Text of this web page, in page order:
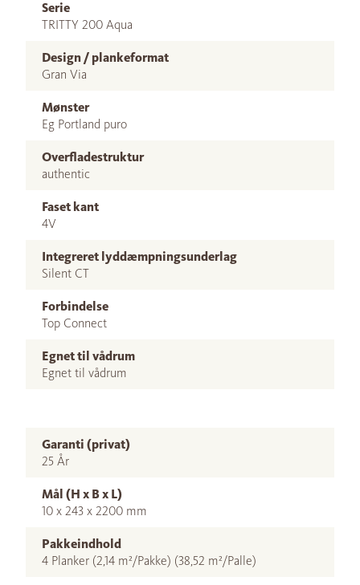
Serie
TRITTY 200 Aqua
Design / plankeformat
Gran Via
Mønster
Eg Portland puro
Overfladestruktur
authentic
Faset kant
4V
Integreret lyddæmpningsunderlag
Silent CT
Forbindelse
Top Connect
Egnet til vådrum
Egnet til vådrum
Garanti (privat)
25 År
Mål (H x B x L)
10 x 243 x 2200 mm
Pakkeindhold
4 Planker (2,14 m²/Pakke) (38,52 m²/Palle)